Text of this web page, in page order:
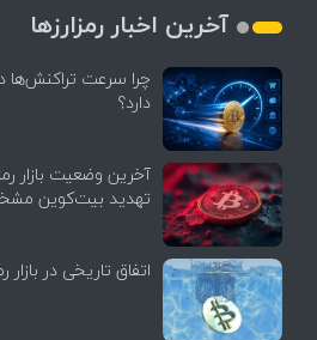
آخرین اخبار رمزارزها
چرا سرعت تراکنش‌ها
دارد؟
آخرین وضعیت بازار
تهدید بیت‌کوین
اتفاق تاریخی در